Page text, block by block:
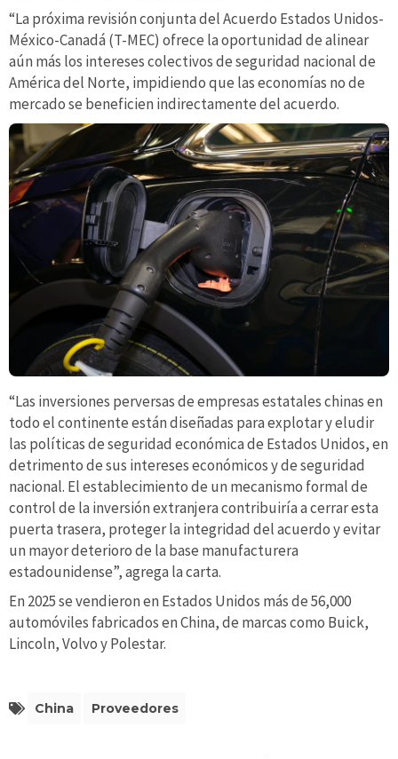
“La próxima revisión conjunta del Acuerdo Estados Unidos-
México-Canadá (T-MEC) ofrece la oportunidad de alinear
aún más los intereses colectivos de seguridad nacional de
América del Norte, impidiendo que las economías no de
mercado se beneficien indirectamente del acuerdo.
“Las inversiones perversas de empresas estatales chinas en
todo el continente están diseñadas para explotar y eludir
las políticas de seguridad económica de Estados Unidos, en
detrimento de sus intereses económicos y de seguridad
nacional. El establecimiento de un mecanismo formal de
control de la inversión extranjera contribuiría a cerrar esta
puerta trasera, proteger la integridad del acuerdo y evitar
un mayor deterioro de la base manufacturera
estadounidense”, agrega la carta.
En 2025 se vendieron en Estados Unidos más de 56,000
automóviles fabricados en China, de marcas como Buick,
Lincoln, Volvo y Polestar.
China Proveedores